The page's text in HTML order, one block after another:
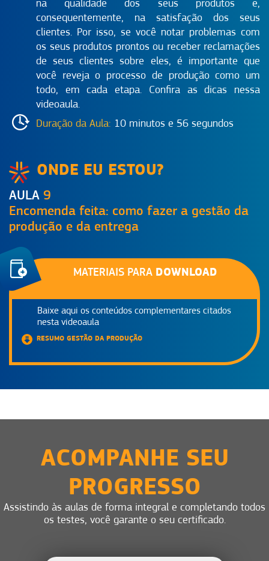
na qualidade dos seus produtos e,
consequentemente, na satisfação dos seus
clientes. Por isso, se você notar problemas com
os seus produtos prontos ou receber reclamações
de seus clientes sobre eles, é importante que
você reveja o processo de produção como um
todo, em cada etapa. Confira as dicas nessa
videoaula.
Duração da Aula: 10 minutos e 56 segundos
ONDE EU ESTOU?
AULA 9
Encomenda feita: como fazer a gestão da
produção e da entrega
MATERIAIS PARA DOWNLOAD
Baixe aqui os conteúdos complementares citados
nesta videoaula
RESUMO GESTÃO DA PRODUÇÃO
ACOMPANHE SEU
PROGRESSO
Assistindo às aulas de forma integral e completando todos
os testes, você garante o seu certificado.